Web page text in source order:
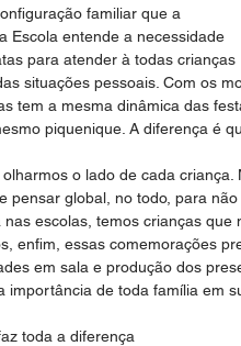
Escola entende a necessidade
para atender à todas crianças
situações pessoais. Com os
tem a mesma dinâmica das
piquenique. A diferença é
pensar global, no todo, para
nas escolas, temos crianças
enfim, essas comemorações
em sala e produção dos
importância de toda família em
toda a diferença